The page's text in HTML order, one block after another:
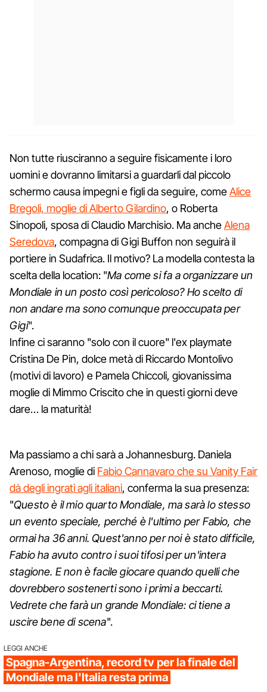
Non tutte riusciranno a seguire fisicamente i loro
uomini e dovranno limitarsi a guardarli dal piccolo
schermo causa impegni e figli da seguire, comeAlice
Bregoli, moglie di Alberto Gilardino, o Roberta
Sinopoli, sposa di Claudio Marchisio. Ma ancheAlena
Seredova, compagna di Gigi Buffon non seguirà il
portiere in Sudafrica. Il motivo? La modella contesta la
scelta della location: "Ma come si fa a organizzare un
Mondiale in un posto così pericoloso? Ho scelto di
non andare ma sono comunque preoccupata per
Gigi".
Infine ci saranno "solo con il cuore" l'ex playmate
Cristina De Pin, dolce metà di Riccardo Montolivo
(motivi di lavoro) e Pamela Chiccoli, giovanissima
moglie di Mimmo Criscito che in questi giorni deve
dare… la maturità!
Ma passiamo a chi sarà a Johannesburg. Daniela
Arenoso, moglie di Fabio Cannavaro che su Vanity Fair
dà degli ingrati agli italiani, conferma la sua presenza:
"Questo è il mio quarto Mondiale, ma sarà lo stesso
un evento speciale, perché è l'ultimo per Fabio, che
ormai ha 36 anni. Quest'anno per noi è stato difficile,
Fabio ha avuto contro i suoi tifosi per un'intera
stagione. E non è facile giocare quando quelli che
dovrebbero sostenerti sono i primi a beccarti.
Vedrete che farà un grande Mondiale: ci tiene a
uscire bene di scena".
LEGGI ANCHE
Spagna-Argentina, record tv per la finale del
Mondiale ma l'Italia resta prima